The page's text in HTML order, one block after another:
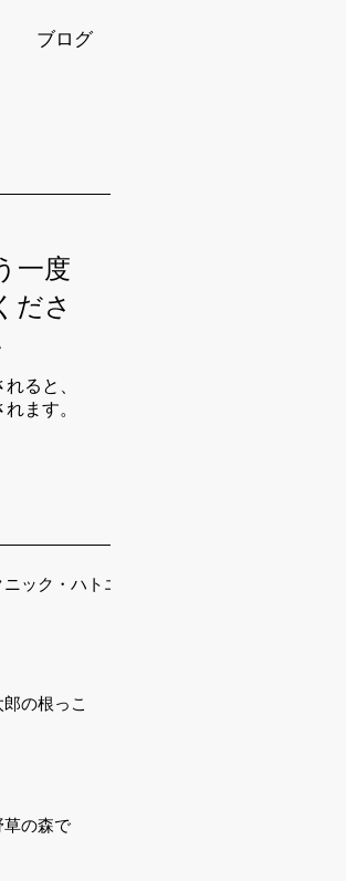
ブログ
一度
ださ
ると、
ます。
ック・ハトエ
の根っこ
の森で